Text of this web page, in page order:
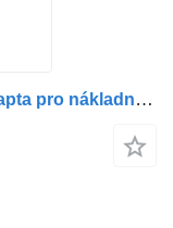
Blatník Apărător Noroi Axa Față Dreapta pro nákladní auta Mercedes-Benz A9608816403